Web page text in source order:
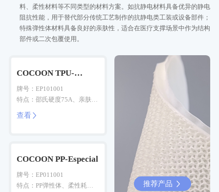
料、柔性材料等不同类型的材料方案。如抗静电材料具备优异的静电
阻抗性能，用于替代部分传统工艺制作的抗静电类工装或设备部件；
特殊弹性体材料具备良好的亲肤性，适合在医疗支撑场景中作为结构
部件或二次包覆使用。
COCOON TPU-
牌号：EP101001
特点：邵氏硬度75A、亲肤、
哑光、柔韧耐磨
查看
COCOON PP-Especial
牌号：EP011001
特点：PP弹性体、柔性耗
推荐产品  推荐产品 